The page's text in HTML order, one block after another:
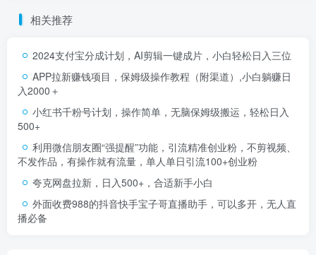
相关推荐
2024支付宝分成计划，AI剪辑一键成片，小白轻松日入三位
APP拉新赚钱项目，保姆级操作教程（附渠道）,小白躺赚日
入2000＋
小红书千粉号计划，操作简单，无脑保姆级搬运，轻松日入
500+
利用微信朋友圈“强提醒”功能，引流精准创业粉，不剪视频、
不发作品，有操作就有流量，单人单日引流100+创业粉
夸克网盘拉新，日入500+，合适新手小白
外面收费988的抖音快手宝子哥直播助手，可以多开，无人直
播必备